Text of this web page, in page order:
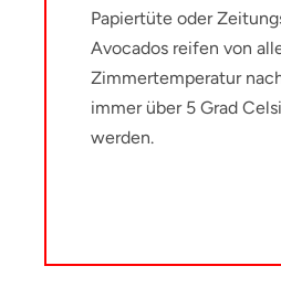
Papiertüte oder
Avocados reifen von
Zimmertemperatur
immer über 5 Grad
werden.